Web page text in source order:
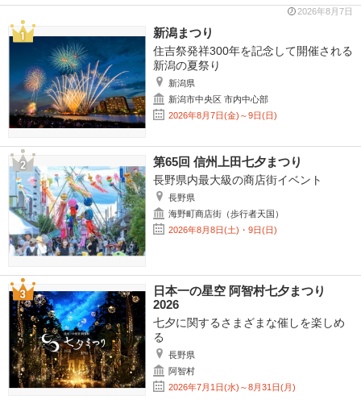
2026年8月7日
新潟まつり
住吉祭発祥300年を記念して開催される
新潟の夏祭り
新潟県
新潟市中央区 市内中心部
2026年8月7日(金)～9日(日)
第65回 信州上田七夕まつり
長野県内最大級の商店街イベント
長野県
海野町商店街（歩行者天国）
2026年8月8日(土)・9日(日)
日本一の星空 阿智村七夕まつり
2026
七夕に関するさまざまな催しを楽しめ
る
長野県
阿智村
2026年7月1日(水)～8月31日(月)